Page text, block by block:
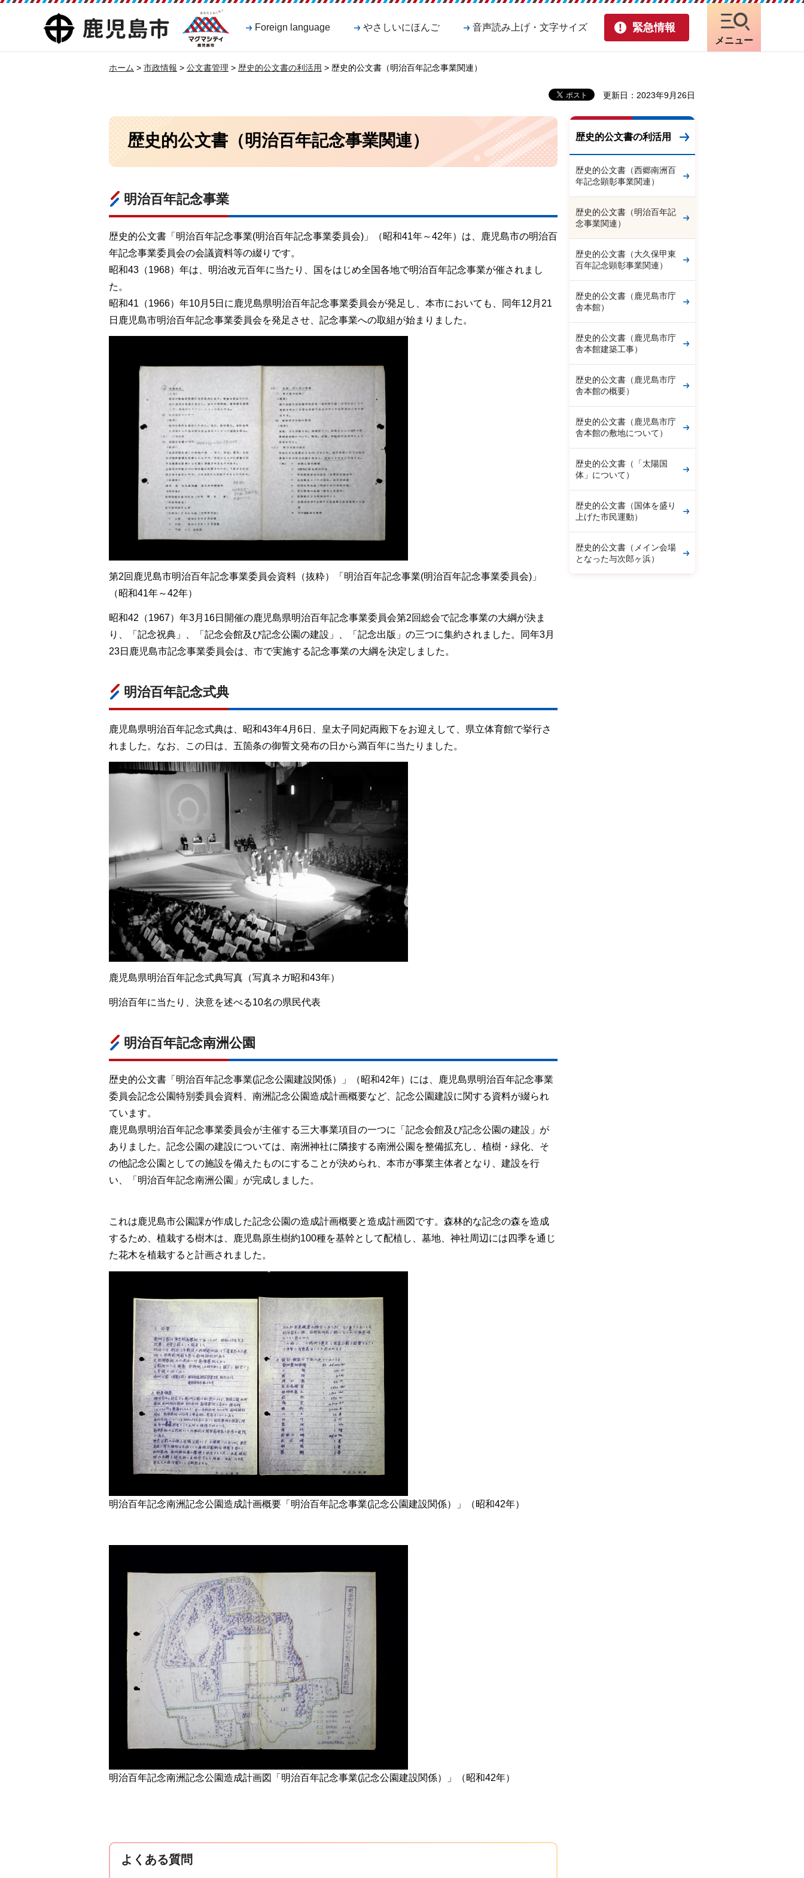
鹿児島市
マグマシティ
鹿児島市
Foreign language やさしいにほんご 音声読み上げ・文字サイズ 緊急情報
メニュー
ホーム > 市政情報 > 公文書管理 > 歴史的公文書の利活用 > 歴史的公文書（明治百年記念事業関連）
更新日：2023年9月26日
歴史的公文書（明治百年記念事業関連）
明治百年記念事業
歴史的公文書「明治百年記念事業(明治百年記念事業委員会)」（昭和41年～42年）は、鹿児島市の明治百
年記念事業委員会の会議資料等の綴りです。
昭和43（1968）年は、明治改元百年に当たり、国をはじめ全国各地で明治百年記念事業が催されまし
た。
昭和41（1966）年10月5日に鹿児島県明治百年記念事業委員会が発足し、本市においても、同年12月21
日鹿児島市明治百年記念事業委員会を発足させ、記念事業への取組が始まりました。
第2回鹿児島市明治百年記念事業委員会資料（抜粋）「明治百年記念事業(明治百年記念事業委員会)」
（昭和41年～42年）
昭和42（1967）年3月16日開催の鹿児島県明治百年記念事業委員会第2回総会で記念事業の大綱が決ま
り、「記念祝典」、「記念会館及び記念公園の建設」、「記念出版」の三つに集約されました。同年3月
23日鹿児島市記念事業委員会は、市で実施する記念事業の大綱を決定しました。
明治百年記念式典
鹿児島県明治百年記念式典は、昭和43年4月6日、皇太子同妃両殿下をお迎えして、県立体育館で挙行さ
れました。なお、この日は、五箇条の御誓文発布の日から満百年に当たりました。
鹿児島県明治百年記念式典写真（写真ネガ昭和43年）
明治百年に当たり、決意を述べる10名の県民代表
明治百年記念南洲公園
歴史的公文書「明治百年記念事業(記念公園建設関係）」（昭和42年）には、鹿児島県明治百年記念事業
委員会記念公園特別委員会資料、南洲記念公園造成計画概要など、記念公園建設に関する資料が綴られ
ています。
鹿児島県明治百年記念事業委員会が主催する三大事業項目の一つに「記念会館及び記念公園の建設」が
ありました。記念公園の建設については、南洲神社に隣接する南洲公園を整備拡充し、植樹・緑化、そ
の他記念公園としての施設を備えたものにすることが決められ、本市が事業主体者となり、建設を行
い、「明治百年記念南洲公園」が完成しました。
これは鹿児島市公園課が作成した記念公園の造成計画概要と造成計画図です。森林的な記念の森を造成
するため、植栽する樹木は、鹿児島原生樹約100種を基幹として配植し、墓地、神社周辺には四季を通じ
た花木を植栽すると計画されました。
明治百年記念南洲記念公園造成計画概要「明治百年記念事業(記念公園建設関係）」（昭和42年）
明治百年記念南洲記念公園造成計画図「明治百年記念事業(記念公園建設関係）」（昭和42年）
よくある質問
歴史的公文書の利活用
歴史的公文書（西郷南洲百
年記念顕彰事業関連）
歴史的公文書（明治百年記
念事業関連）
歴史的公文書（大久保甲東
百年記念顕彰事業関連）
歴史的公文書（鹿児島市庁
舎本館）
歴史的公文書（鹿児島市庁
舎本館建築工事）
歴史的公文書（鹿児島市庁
舎本館の概要）
歴史的公文書（鹿児島市庁
舎本館の敷地について）
歴史的公文書（「太陽国
体」について）
歴史的公文書（国体を盛り
上げた市民運動）
歴史的公文書（メイン会場
となった与次郎ヶ浜）